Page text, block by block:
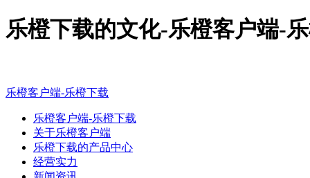
乐橙下载的文化-乐橙客户端-
乐橙客户端-乐橙下载
乐橙客户端-乐橙下载
关于乐橙客户端
乐橙下载的产品中心
经营实力